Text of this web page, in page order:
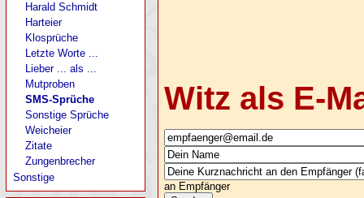
Witz als E-
an Empfänger
Harald Schmidt
Harteier
Klosprüche
Letzte Worte ...
Lieber ... als ...
Mutproben
SMS-Sprüche
Sonstige Sprüche
Weicheier
Zitate
Zungenbrecher
Sonstige